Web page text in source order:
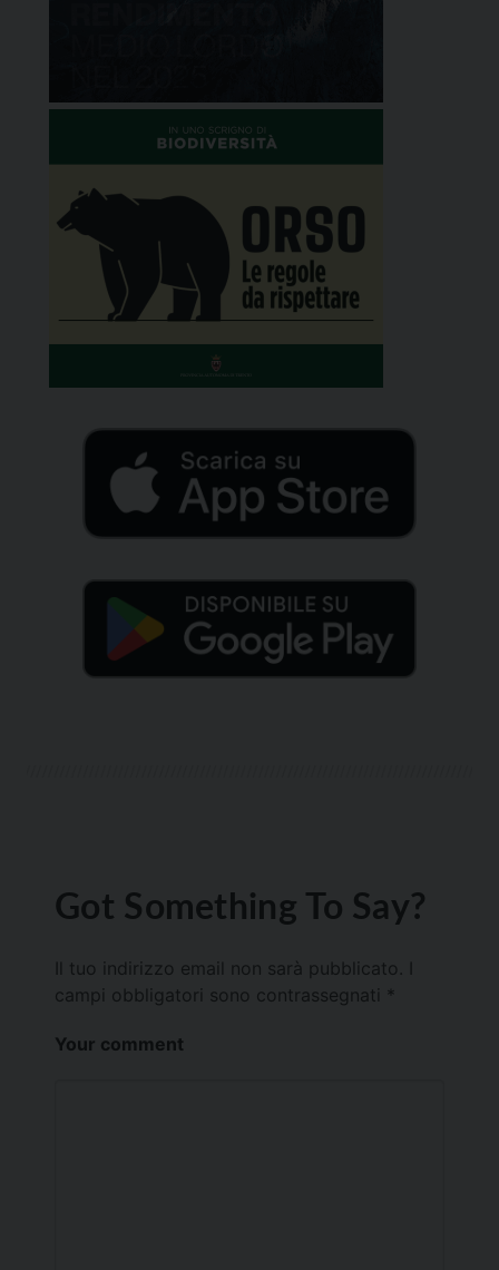
Got Something To Say?
Il tuo indirizzo email non sarà pubblicato.
campi obbligatori sono contrassegnati *
Your comment